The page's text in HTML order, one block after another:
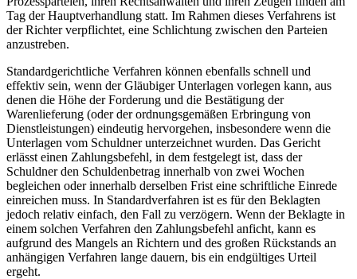
Tag der Hauptverhandlung statt. Im Rahmen dieses Verfahrens ist
der Richter verpflichtet, eine Schlichtung zwischen den Parteien
anzustreben.
Standardgerichtliche Verfahren können ebenfalls schnell und
effektiv sein, wenn der Gläubiger Unterlagen vorlegen kann, aus
denen die Höhe der Forderung und die Bestätigung der
Warenlieferung (oder der ordnungsgemäßen Erbringung von
Dienstleistungen) eindeutig hervorgehen, insbesondere wenn die
Unterlagen vom Schuldner unterzeichnet wurden. Das Gericht
erlässt einen Zahlungsbefehl, in dem festgelegt ist, dass der
Schuldner den Schuldenbetrag innerhalb von zwei Wochen
begleichen oder innerhalb derselben Frist eine schriftliche Einrede
einreichen muss. In Standardverfahren ist es für den Beklagten
jedoch relativ einfach, den Fall zu verzögern. Wenn der Beklagte in
einem solchen Verfahren den Zahlungsbefehl anficht, kann es
aufgrund des Mangels an Richtern und des großen Rückstands an
anhängigen Verfahren lange dauern, bis ein endgültiges Urteil
ergeht.